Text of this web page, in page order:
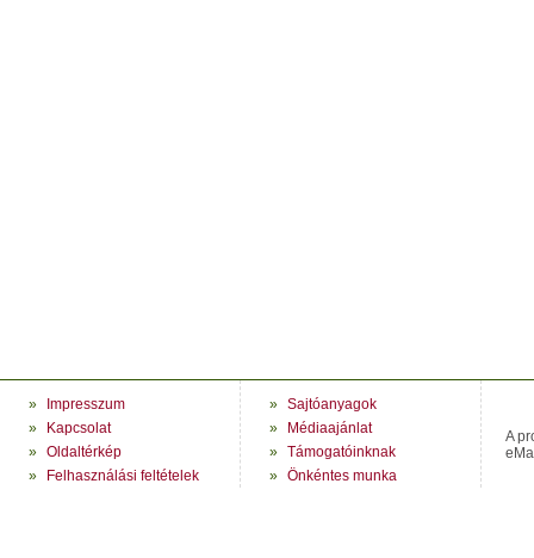
»
Impresszum
»
Kapcsolat
» Oldaltérkép
»
Felhasználási feltételek
» Sajtóanyagok
»
Médiaajánlat
» Támogatóinknak
» Önkéntes munka
A